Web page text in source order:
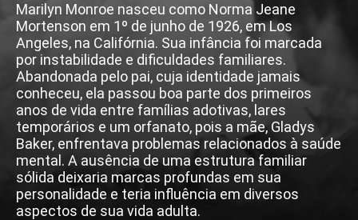
Marilyn Monroe nasceu como Norma Jeane
Mortenson em 1º de junho de 1926, em Los
Angeles, na Califórnia. Sua infância foi marcada
por instabilidade e dificuldades familiares.
Abandonada pelo pai, cuja identidade jamais
conheceu, ela passou boa parte dos primeiros
anos de vida entre famílias adotivas, lares
temporários e um orfanato, pois a mãe, Gladys
Baker, enfrentava problemas relacionados à saúde
mental. A ausência de uma estrutura familiar
sólida deixaria marcas profundas em sua
personalidade e teria influência em diversos
aspectos de sua vida adulta.